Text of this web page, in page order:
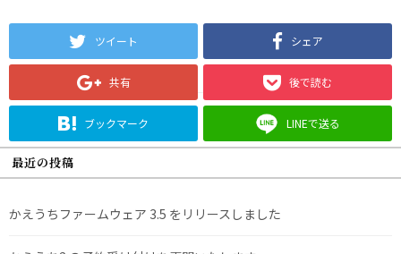
ツイート シェア
共有 後で読む
ブックマーク LINEで送る
最近の投稿
かえうちファームウェア 3.5 をリリースしました